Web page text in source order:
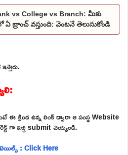
vs College vs Branch: మీకు
బ్రాంచ్ వస్తుంది: వెంటనే తెలుసుకోండి
క్రింద ఉన్న లింక్ ద్వారా ఆ సంస్థ Website
గా ఇచ్చి submit చెయ్యండి.
: Click Here